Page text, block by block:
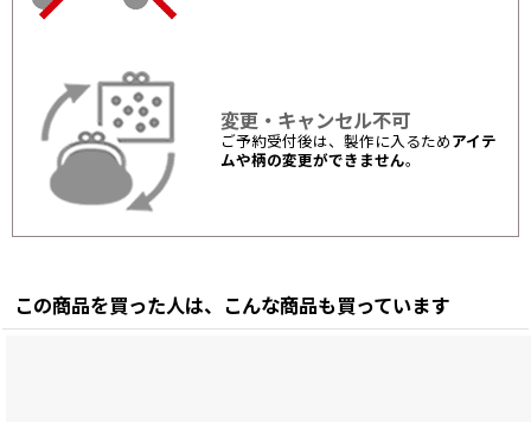
変更・キャンセル不可
ご予約受付後は、製作に入るため アイテ
ムや柄の変更ができません。
この商品を買った人は、こんな商品も買っています